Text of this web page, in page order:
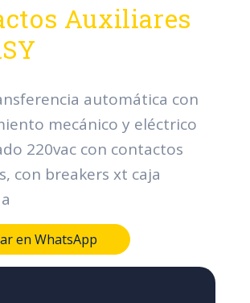
Auxiliares
automática con
mecánico y eléctrico
220vac con contactos
con breakers xt caja
en WhatsApp